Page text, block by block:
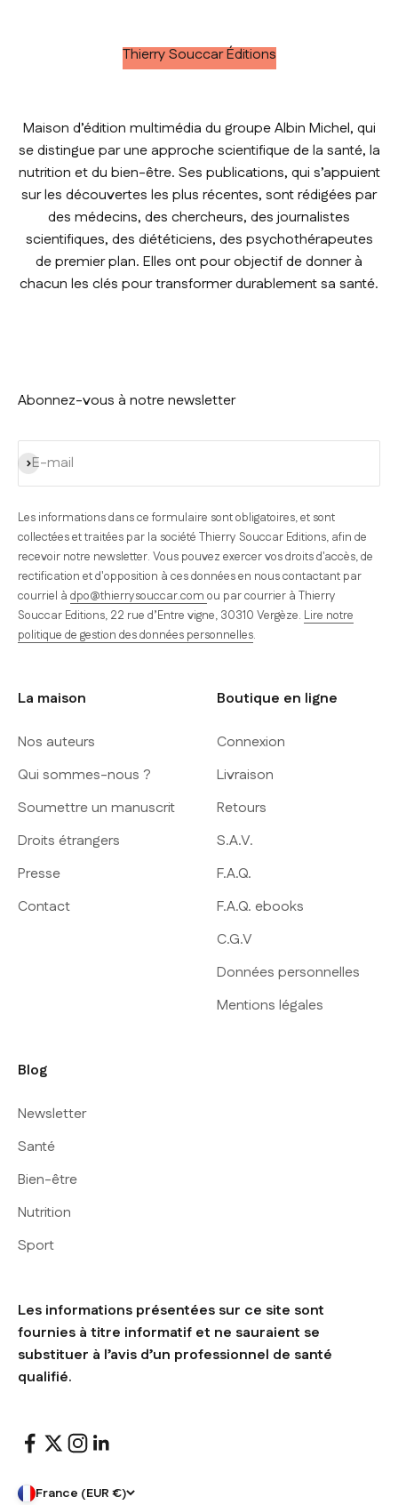
Thierry Souccar Éditions
Maison d’édition multimédia du groupe Albin Michel, qui
se distingue par une approche scientifique de la santé, la
nutrition et du bien-être. Ses publications, qui s’appuient
sur les découvertes les plus récentes, sont rédigées par
des médecins, des chercheurs, des journalistes
scientifiques, des diététiciens, des psychothérapeutes
de premier plan. Elles ont pour objectif de donner à
chacun les clés pour transformer durablement sa santé.
Abonnez-vous à notre newsletter
E-mail
S'inscrire
Les informations dans ce formulaire sont obligatoires, et sont
collectées et traitées par la société Thierry Souccar Editions, afin de
recevoir notre newsletter. Vous pouvez exercer vos droits d'accès, de
rectification et d'opposition à ces données en nous contactant par
courriel à dpo@thierrysouccar.com ou par courrier à Thierry
Souccar Editions, 22 rue d’Entre vigne, 30310 Vergèze. Lire notre
politique de gestion des données personnelles.
La maison
Nos auteurs
Qui sommes-nous ?
Soumettre un manuscrit
Droits étrangers
Presse
Contact
Boutique en ligne
Connexion
Livraison
Retours
S.A.V.
F.A.Q.
F.A.Q. ebooks
C.G.V
Données personnelles
Mentions légales
Blog
Newsletter
Santé
Bien-être
Nutrition
Sport
Les informations présentées sur ce site sont
fournies à titre informatif et ne sauraient se
substituer à l’avis d’un professionnel de santé
qualifié.
France (EUR €)